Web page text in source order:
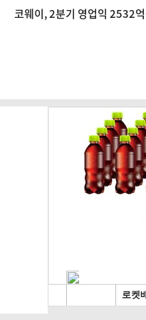
코웨이, 2분기 영업익 2532